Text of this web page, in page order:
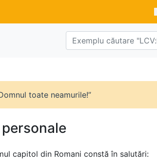
toate neamurile!”
capitol din Romani constă în salutări: